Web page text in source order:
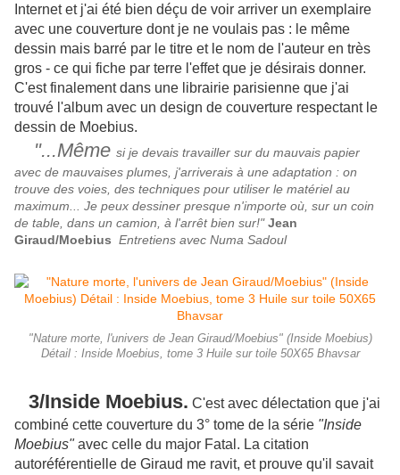
Internet et j'ai été bien déçu de voir arriver un exemplaire
avec une couverture dont je ne voulais pas : le même
dessin mais barré par le titre et le nom de l'auteur en très
gros - ce qui fiche par terre l'effet que je désirais donner.
C'est finalement dans une librairie parisienne que j'ai
trouvé l'album avec un design de couverture respectant le
dessin de Moebius.
"...Même si je devais travailler sur du mauvais papier
avec de mauvaises plumes, j'arriverais à une adaptation : on
trouve des voies, des techniques pour utiliser le matériel au
maximum... Je peux dessiner presque n'importe où, sur un coin
de table, dans un camion, à l'arrêt bien sur!"Jean
Giraud/Moebius Entretiens avec Numa Sadoul
"Nature morte, l'univers de Jean Giraud/Moebius" (Inside Moebius)
Détail : Inside Moebius, tome 3 Huile sur toile 50X65 Bhavsar
3/Inside Moebius. C'est avec délectation que j'ai
combiné cette couverture du 3° tome de la série "Inside
Moebius"avec celle du major Fatal. La citation
autoréférentielle de Giraud me ravit, et prouve qu'il savait